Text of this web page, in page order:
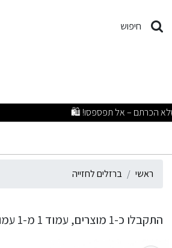
ברזלים לחזייה
חיפוש
ראשי ברזלים לחזייה
התקבלו כ-1 מוצרים, עמוד 1 מ-1 עמודים